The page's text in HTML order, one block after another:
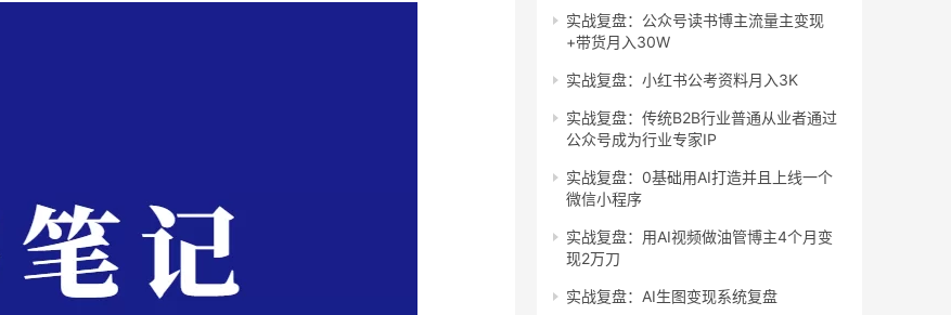
实战复盘：公众号读书博主流量主变现
+带货月入30W
实战复盘：小红书公考资料月入3K
实战复盘：传统B2B行业普通从业者通过
公众号成为行业专家IP
实战复盘：0基础用AI打造并且上线一个
微信小程序
实战复盘：用AI视频做油管博主4个月变
现2万刀
实战复盘：AI生图变现系统复盘